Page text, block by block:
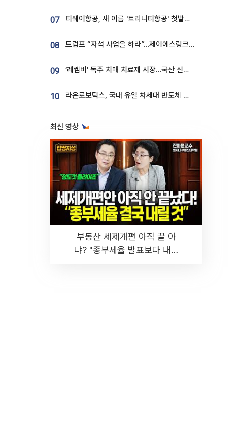
07 티웨이항공, 새 이름 '트리니티항공' 첫발…SSC 전략 본격화
08 트럼프 “자석 사업을 하라”…제이에스링크, 비중국 영구자석 공급망 구축 속도
09 ‘레켐비’ 독주 치매 치료제 시장…국산 신약 등장하나
10 라온로보틱스, 국내 유일 차세대 반도체 공정 로봇 개발 ‘고객사 테스트 진행’
최신 영상
부동산 세제개편 아직 끝 아
냐? "종부세율 발표보다 내릴